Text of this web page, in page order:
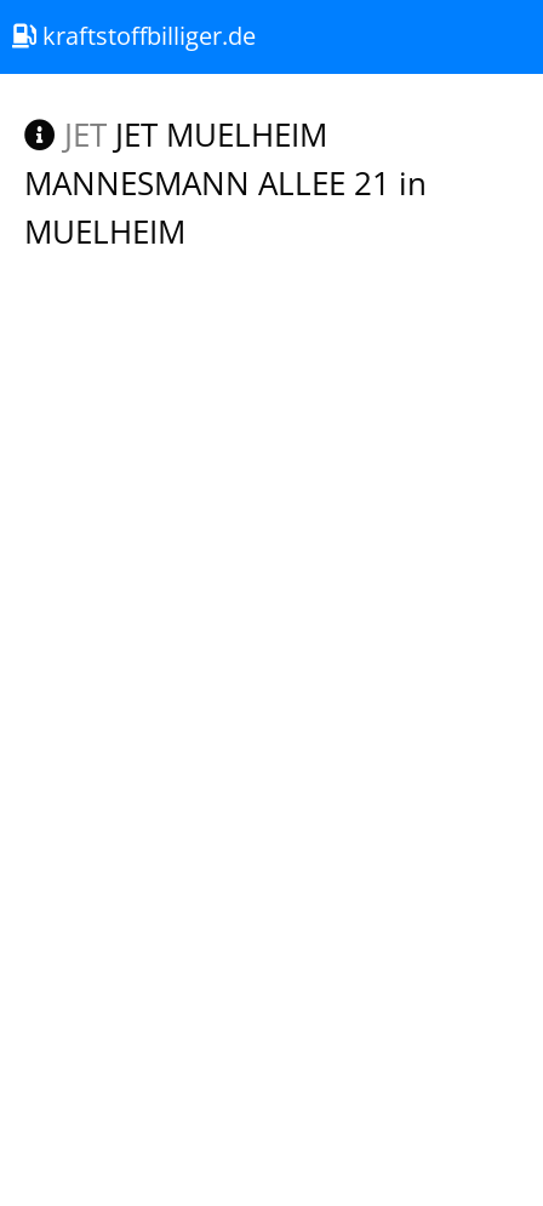
kraftstoffbilliger.de
JET JET MUELHEIM
MANNESMANN ALLEE 21 in
MUELHEIM